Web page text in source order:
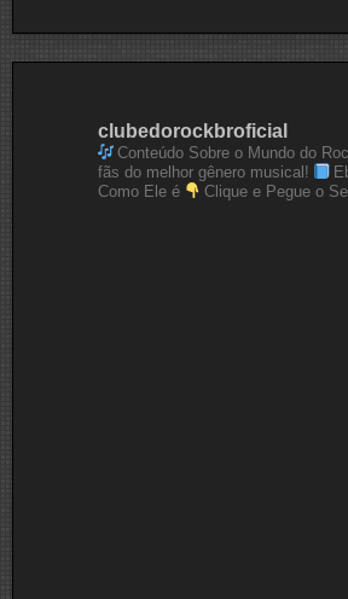
clubedorockbroficial
Conteúdo Sobre o Mundo do
fãs do melhor gênero musical!
Como Ele é
Clique e Pegue o